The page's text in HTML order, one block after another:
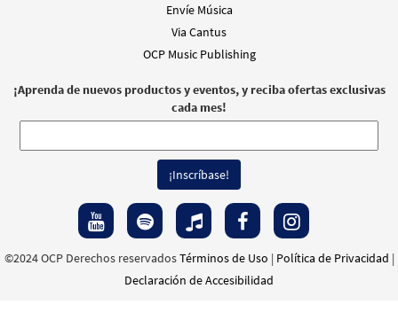
Envíe Música
Via Cantus
OCP Music Publishing
¡Aprenda de nuevos productos y eventos, y reciba ofertas exclusivas
cada mes!
©2024 OCP Derechos reservadosTérminos de Uso | Política de Privacidad |
Declaración de Accesibilidad